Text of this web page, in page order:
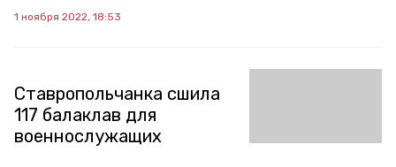
1 ноября 2022, 18:53
Ставропольчанка сшила
117 балаклав для
военнослужащих